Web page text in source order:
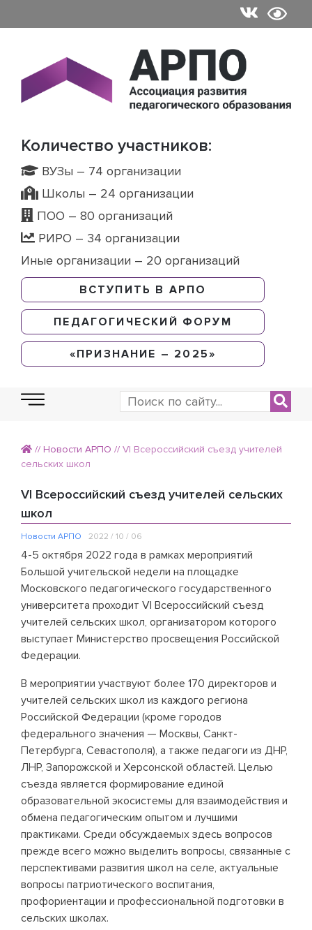
to
Количество участников:
ВУЗы – 74 организации
Школы – 24 организации
ПОО – 80 организаций
РИРО – 34 организации
Иные организации – 20 организаций
ВСТУПИТЬ В АРПО
ПЕДАГОГИЧЕСКИЙ ФОРУМ
«ПРИЗНАНИЕ – 2025»
// Новости АРПО // VI Всероссийский съезд учителей
сельских школ
VI Всероссийский съезд учителей сельских
школ
Новости АРПО 2022 / 10 / 06
4-5 октября 2022 года в рамках мероприятий
Большой учительской недели на площадке
Московского педагогического государственного
университета проходит VI Всероссийский съезд
учителей сельских школ, организатором которого
выступает Министерство просвещения Российской
Федерации.
В мероприятии участвуют более 170 директоров и
учителей сельских школ из каждого региона
Российской Федерации (кроме городов
федерального значения — Москвы, Санкт-
Петербурга, Севастополя), а также педагоги из ДНР,
ЛНР, Запорожской и Херсонской областей. Целью
съезда является формирование единой
образовательной экосистемы для взаимодействия и
обмена педагогическим опытом и лучшими
практиками. Среди обсуждаемых здесь вопросов
прежде всего можно выделить вопросы, связанные с
перспективами развития школ на селе, актуальные
вопросы патриотического воспитания,
профориентации и профессиональной подготовки в
сельских школах.